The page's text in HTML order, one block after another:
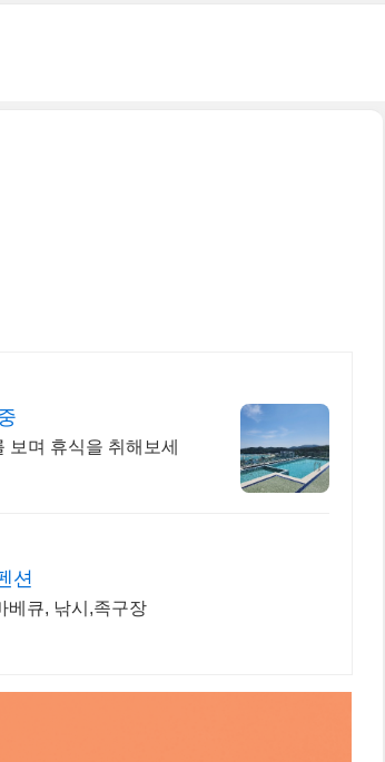
며 휴식을 취해보세
션
왜목마을 인근위치, 가족모임, 깔끔한 객실,일출, 일몰, 바베큐, 낚시,족구장